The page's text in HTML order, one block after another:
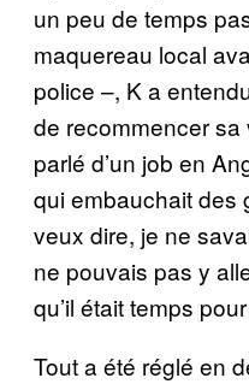
un peu de temps
maquereau local
police –, K a
de recommencer sa
parlé d’un job en
qui embauchait des
veux dire, je ne
ne pouvais pas y
qu’il était temps
Tout a été réglé en